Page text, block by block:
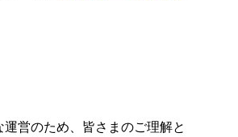
営のため、皆さまのご理解と